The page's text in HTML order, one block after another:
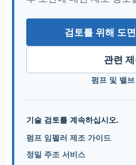
검토를 위해 도
관련
펌프 및 밸
기술 검토를 계속하십시오.
펌프 임펠러 제조 가이드
정밀 주조 서비스